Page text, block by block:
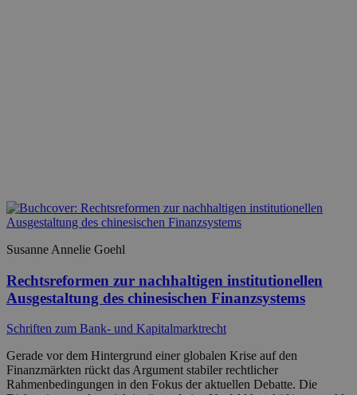
Susanne Annelie Goehl
Rechtsreformen zur nachhaltigen institutionellen
Ausgestaltung des chinesischen Finanzsystems
Schriften zum Bank- und Kapitalmarktrecht
Gerade vor dem Hintergrund einer globalen Krise auf den
Finanzmärkten rückt das Argument stabiler rechtlicher
Rahmenbedingungen in den Fokus der aktuellen Debatte. Die